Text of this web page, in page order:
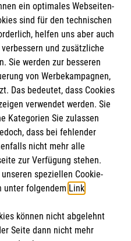
e.V.
ein optimales Webseiten-
sind für den technischen
helfen uns aber auch
und zusätzliche
Sie werden zur besseren
von Werbekampagnen,
Das bedeutet, dass Cookies
verwendet werden. Sie
Kategorien Sie zulassen
dass bei fehlender
nicht mehr alle
zur Verfügung stehen.
speziellen Cookie-
unter folgendem Link.
können nicht abgelehnt
Seite dann nicht mehr